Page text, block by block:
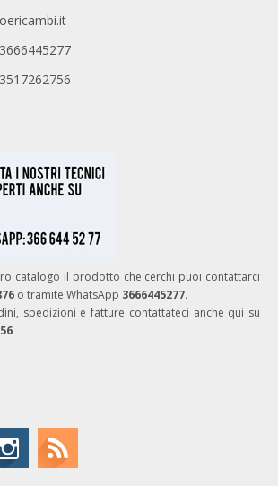
catalogo il prodotto che cerchi puoi contattarci
o tramite WhatsApp 3666445277.
spedizioni e fatture contattateci anche qui su